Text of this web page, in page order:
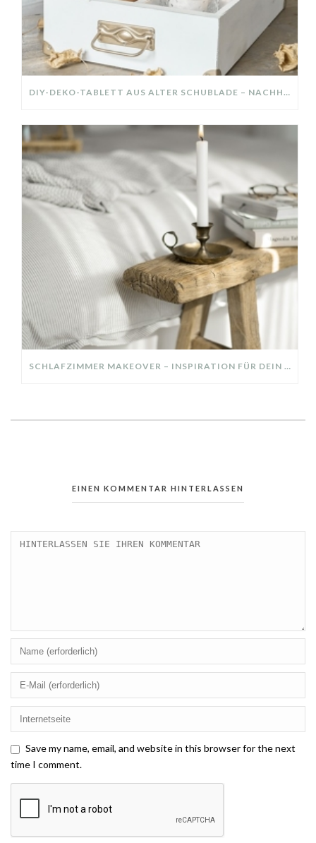
DIY-DEKO-TABLETT AUS ALTER SCHUBLADE – NACHHALTIGE HERBSTDEKO SELBER MACHEN!
SCHLAFZIMMER MAKEOVER – INSPIRATION FÜR DEIN SCHLAFZIMMER: AUS ALT MACH NEU – HELL, GEMÜTLICH UND EINLADEND
EINEN KOMMENTAR HINTERLASSEN
Save my name, email, and website in this browser for the next
time I comment.